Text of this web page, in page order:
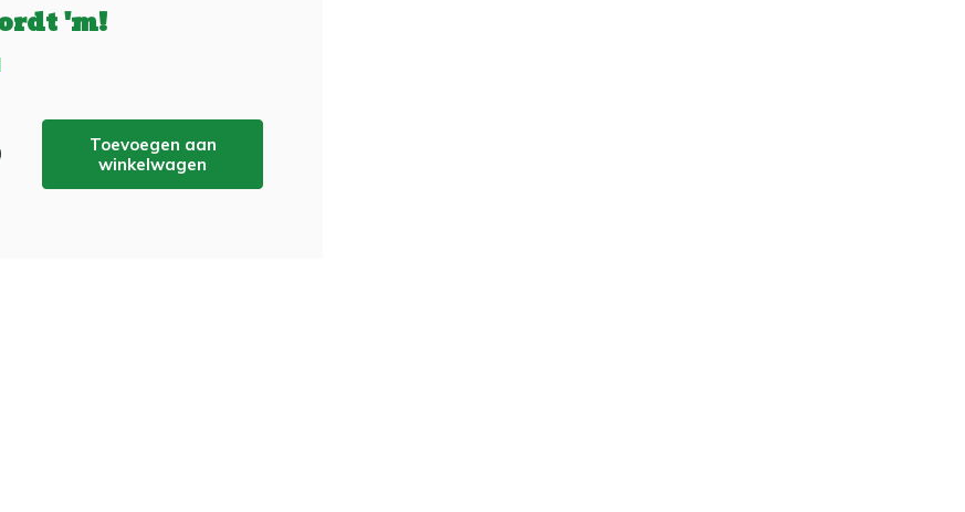
'm!
Toevoegen aan
winkelwagen